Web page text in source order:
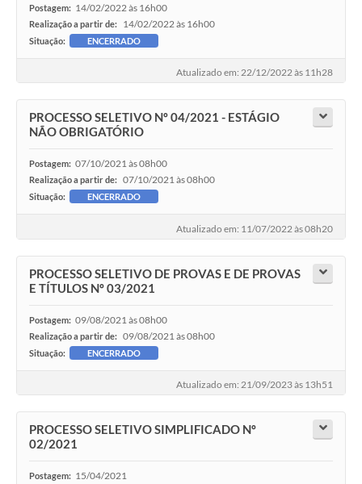
Postagem: 14/02/2022 às 16h00
Realização a partir de: 14/02/2022 às 16h00
Situação: ENCERRADO
Atualizado em: 22/12/2022 às 11h28
PROCESSO SELETIVO Nº 04/2021 - ESTÁGIO
NÃO OBRIGATÓRIO
Postagem: 07/10/2021 às 08h00
Realização a partir de: 07/10/2021 às 08h00
Situação: ENCERRADO
Atualizado em: 11/07/2022 às 08h20
PROCESSO SELETIVO DE PROVAS E DE PROVAS
E TÍTULOS Nº 03/2021
Postagem: 09/08/2021 às 08h00
Realização a partir de: 09/08/2021 às 08h00
Situação: ENCERRADO
Atualizado em: 21/09/2023 às 13h51
PROCESSO SELETIVO SIMPLIFICADO Nº
02/2021
Postagem: 15/04/2021